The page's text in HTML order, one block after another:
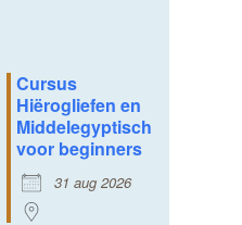
Cursus
Hiërogliefen en
Middelegyptisch
voor beginners
31 aug 2026